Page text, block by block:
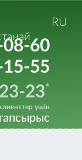
RU
08-60
15-55
23*
үшін